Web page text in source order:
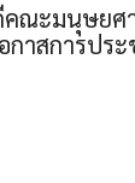
คณะมนุษย
าสการประ